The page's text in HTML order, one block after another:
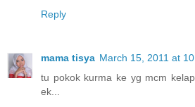
Reply
mama tisya March 15, 2011 at
tu pokok kurma ke yg mcm
ek...